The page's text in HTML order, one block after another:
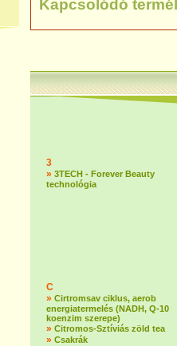
Kapcsolódó
3
» 3TECH - Forever Beauty
technológia
C
» Cirtromsav ciklus, aerob
energiatermelés (NADH, Q-10
koenzim szerepe)
» Citromos-Sztíviás zöld tea
» Csakrák